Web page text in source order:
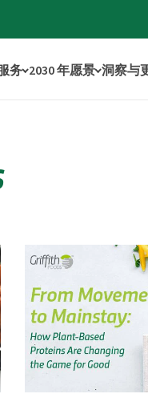
务 2030 年愿景 洞察与